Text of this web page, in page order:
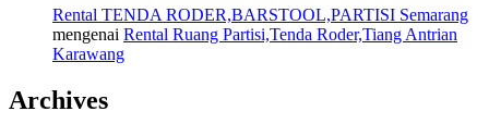
Rental TENDA RODER,BARSTOOL,PARTISI Semarang
mengenai Rental Ruang Partisi,Tenda Roder,Tiang Antrian
Karawang
Archives